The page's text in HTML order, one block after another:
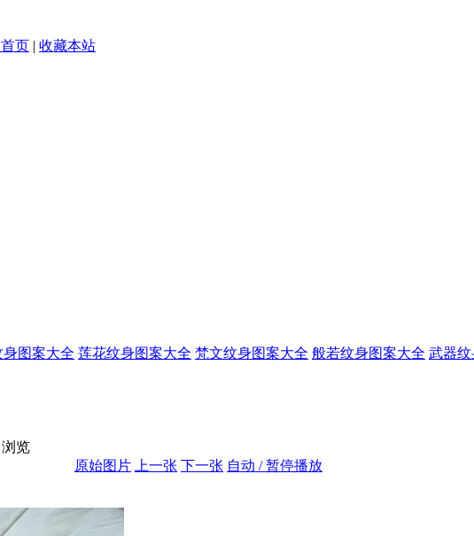
页 | 收藏本站
身图案大全 莲花纹身图案大全 梵文纹身图案大全 般若纹身图案大全 武器
浏览
原始图片 上一张 下一张 自动 / 暂停播放